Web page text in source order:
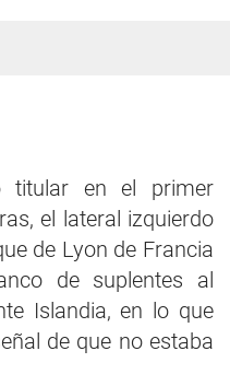
titular en el primer
el lateral izquierdo
de Lyon de Francia
de suplentes al
Islandia, en lo que
de que no estaba